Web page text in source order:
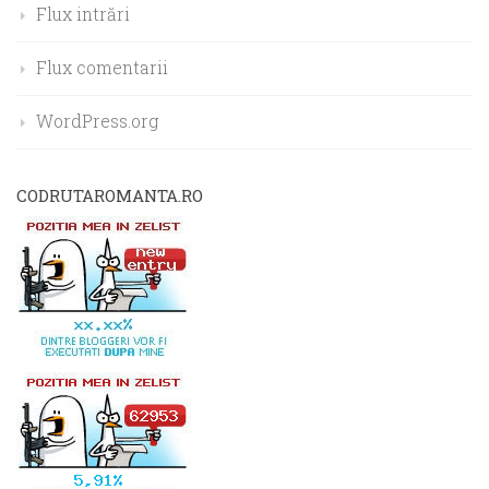
Flux intrări
Flux comentarii
WordPress.org
CODRUTAROMANTA.RO